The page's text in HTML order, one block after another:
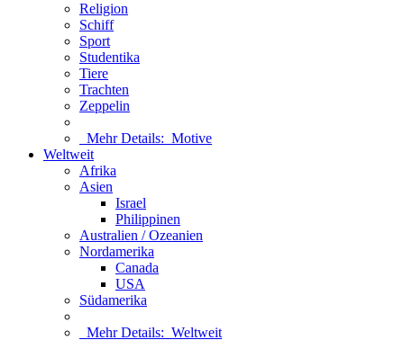
Religion
Schiff
Sport
Studentika
Tiere
Trachten
Zeppelin
Mehr Details: Motive
Weltweit
Afrika
Asien
Israel
Philippinen
Australien / Ozeanien
Nordamerika
Canada
USA
Südamerika
Mehr Details: Weltweit